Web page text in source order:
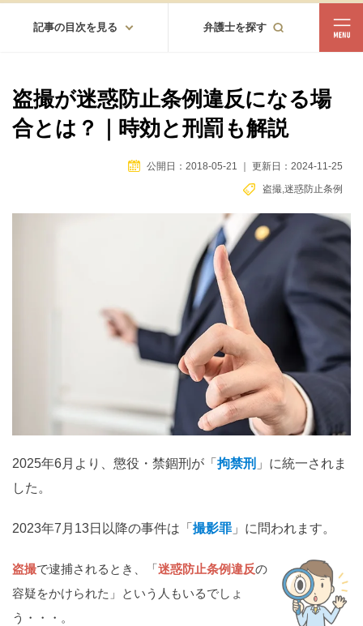
記事の目次を見る 弁護士を探す
都道府県から探す
北海道・東北
岩手 宮城 秋田 山形 福島
長野
千葉 東京 神奈川
京都 大阪 兵庫 奈良 和歌山
中国
鳥取
四国
九州・沖縄
鹿児島
盗撮が迷惑防止条例違反になる場
合とは？｜時効と刑罰も解説
公開日：2018-05-21 更新日：2024-11-25
盗撮,迷惑防止条例
2025年6月より、懲役・禁錮刑が「 拘禁刑 」に統一されま
した。
2023年7月13日以降の事件は「 撮影罪 」に問われます。
盗撮で逮捕されるとき、「迷惑防止条例違反の
容疑をかけられた」という人もいるでしょ
う・・・。